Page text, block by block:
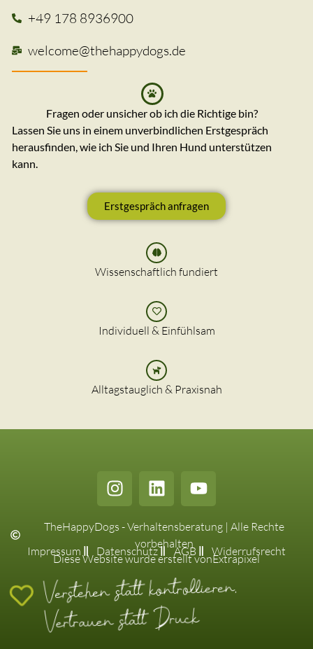
+49 178 8936900
welcome@thehappydogs.de
Fragen oder unsicher ob ich die Richtige bin?
Lassen Sie uns in einem unverbindlichen Erstgespräch
herausfinden, wie ich Sie und Ihren Hund unterstützen
kann.
Erstgespräch anfragen
Wissenschaftlich fundiert
Individuell & Einfühlsam
Alltagstauglich & Praxisnah
TheHappyDogs - Verhaltensberatung | Alle Rechte
vorbehalten
Impressum Datenschutz AGB Widerrufsrecht
Diese Website wurde erstellt vonExtrapixel
Verstehen statt kontrollieren,
Vertrauen statt Druck